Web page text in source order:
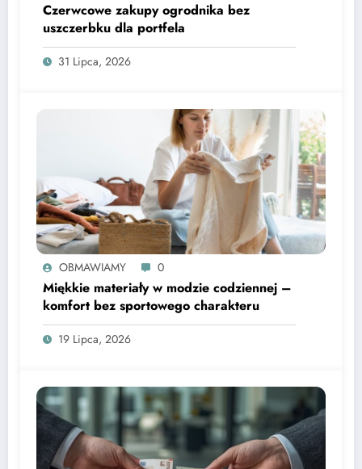
Czerwcowe zakupy ogrodnika bez
uszczerbku dla portfela
31 Lipca, 2026
OBMAWIAMY 0
Miękkie materiały w modzie codziennej –
komfort bez sportowego charakteru
19 Lipca, 2026